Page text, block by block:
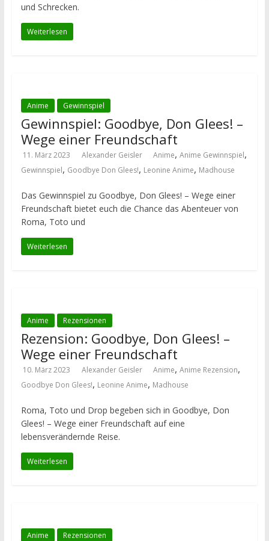
und Schrecken.
Weiterlesen
Anime Gewinnspiel
Gewinnspiel: Goodbye, Don Glees! –
Wege einer Freundschaft
11. März 2023 Alexander Geisler Anime, Anime Gewinnspiel,
Gewinnspiel, Goodbye Don Glees!, Leonine Anime, Madhouse
Das Gewinnspiel zu Goodbye, Don Glees! – Wege einer
Freundschaft bietet euch die Chance das Abenteuer von
Roma, Toto und
Weiterlesen
Anime Rezensionen
Rezension: Goodbye, Don Glees! –
Wege einer Freundschaft
10. März 2023 Alexander Geisler Anime, Anime Rezension,
Goodbye Don Glees!, Leonine Anime, Madhouse
Roma, Toto und Drop begeben sich in Goodbye, Don
Glees! – Wege einer Freundschaft auf eine
lebensverändernde Reise.
Weiterlesen
Anime Rezensionen